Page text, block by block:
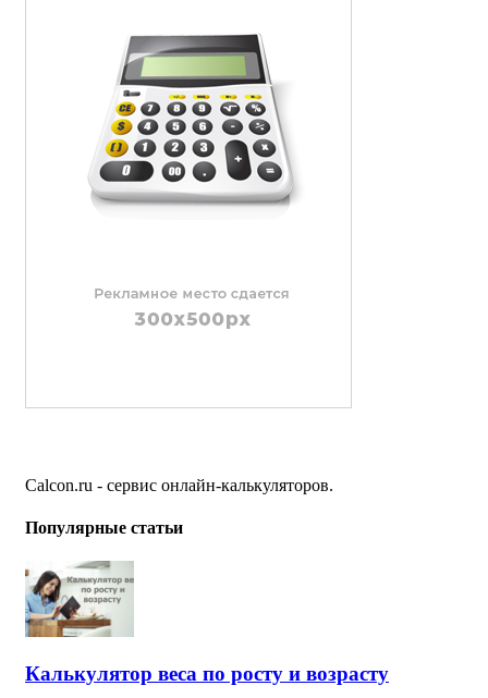
Calcon.ru - сервис онлайн-калькуляторов.
Популярные статьи
Калькулятор веса по росту и возрасту